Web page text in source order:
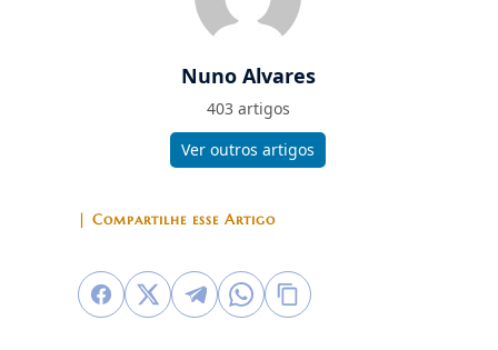
Nuno Alvares
403 artigos
Ver outros artigos
| Compartilhe esse Artigo